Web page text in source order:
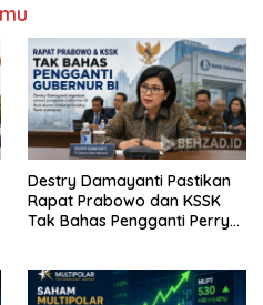
Destry Damayanti Pastikan
Rapat Prabowo dan KSSK
Tak Bahas Pengganti Perry